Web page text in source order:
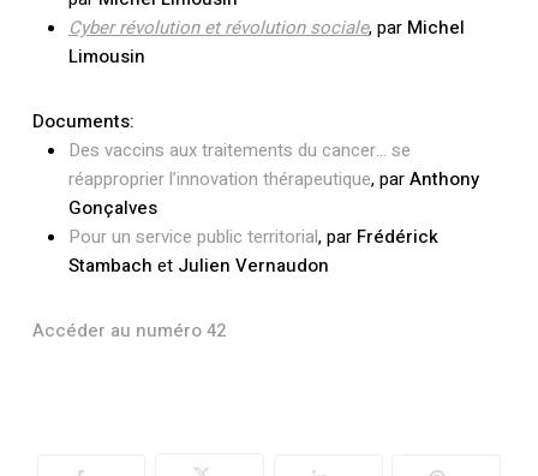
Cyber révolution et révolution sociale,parMichel
Limousin
Documents:
Des vaccins aux traitements du cancer… se
réapproprier l’innovation thérapeutique, parAnthony
Gonçalves
Pour un service public territorial, par Frédérick
Stambach et Julien Vernaudon
Accéder au numéro 42